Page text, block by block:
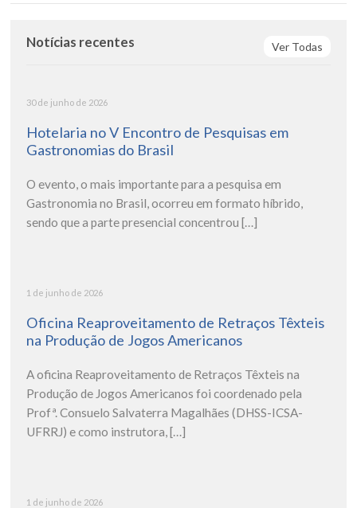
Ver Todas
Notícias recentes
30 de junho de 2026
Hotelaria no V Encontro de Pesquisas em
Gastronomias do Brasil
O evento, o mais importante para a pesquisa em
Gastronomia no Brasil, ocorreu em formato híbrido,
sendo que a parte presencial concentrou […]
1 de junho de 2026
Oficina Reaproveitamento de Retraços Têxteis
na Produção de Jogos Americanos
A oficina Reaproveitamento de Retraços Têxteis na
Produção de Jogos Americanos foi coordenado pela
Profª. Consuelo Salvaterra Magalhães (DHSS-ICSA-
UFRRJ) e como instrutora, […]
1 de junho de 2026